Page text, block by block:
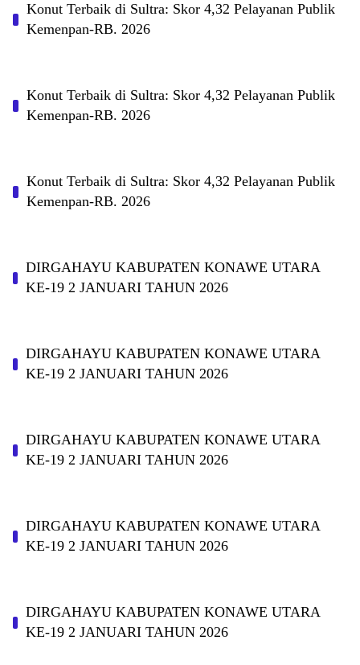
Konut Terbaik di Sultra: Skor 4,32 Pelayanan Publik
Kemenpan-RB. 2026
Konut Terbaik di Sultra: Skor 4,32 Pelayanan Publik
Kemenpan-RB. 2026
Konut Terbaik di Sultra: Skor 4,32 Pelayanan Publik
Kemenpan-RB. 2026
DIRGAHAYU KABUPATEN KONAWE UTARA
KE-19 2 JANUARI TAHUN 2026
DIRGAHAYU KABUPATEN KONAWE UTARA
KE-19 2 JANUARI TAHUN 2026
DIRGAHAYU KABUPATEN KONAWE UTARA
KE-19 2 JANUARI TAHUN 2026
DIRGAHAYU KABUPATEN KONAWE UTARA
KE-19 2 JANUARI TAHUN 2026
DIRGAHAYU KABUPATEN KONAWE UTARA
KE-19 2 JANUARI TAHUN 2026